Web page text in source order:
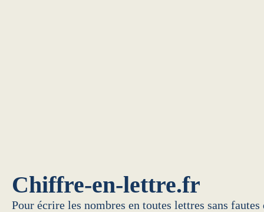
Chiffre-en-lettre.fr
Pour écrire les nombres en toutes lettres sans